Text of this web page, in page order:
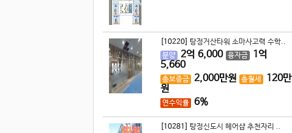
[10220] 탕정거산타워 소마사고력 수학..
분양 2억 6,000 융자금 1억
5,660
총보증금 2,000만원 총월세 120만
원
연수익률 6%
[10281]
탕정신도시 헤어샵 추천자리 ..